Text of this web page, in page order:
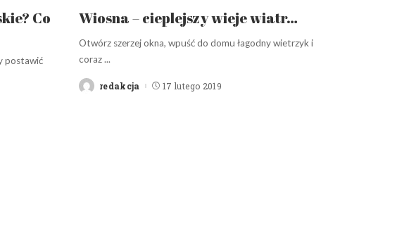
Co
postawić
Wiosna – cieplejszy wieje wiatr…
Otwórz szerzej okna, wpuść do domu łagodny wietrzyk i
coraz...
Postedredakcja 17 lutego 2019